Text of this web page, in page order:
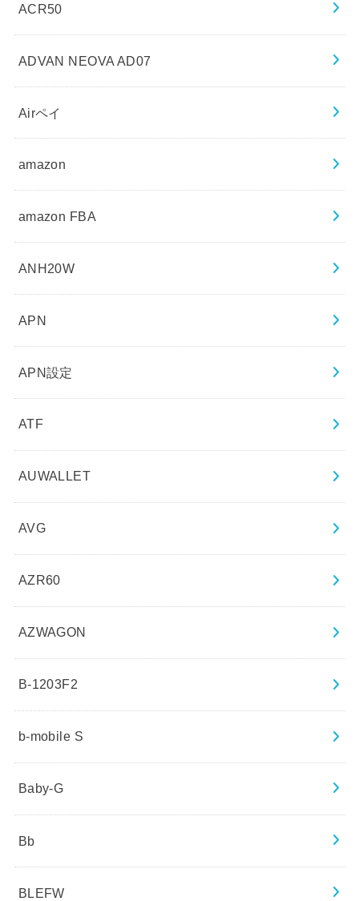
ACR50
ADVAN NEOVA AD07
Airペイ
amazon
amazon FBA
ANH20W
APN
APN設定
ATF
AUWALLET
AVG
AZR60
AZWAGON
B-1203F2
b-mobile S
Baby-G
Bb
BLEFW